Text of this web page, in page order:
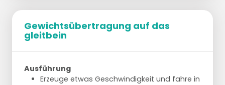
Gewichtsübertragung auf das
gleitbein
Ausführung
Erzeuge etwas Geschwindigkeit und fahre in